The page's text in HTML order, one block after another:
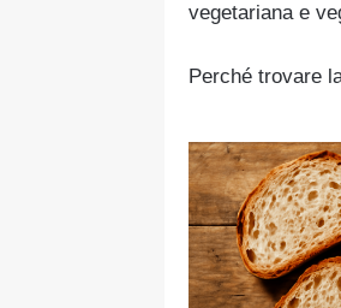
vegetarianae
Perché trovare